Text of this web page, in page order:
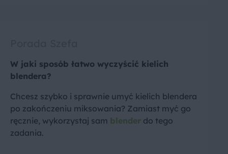
W jaki sposób łatwo wyczyścić kielich
blendera?
Chcesz szybko i sprawnie umyć kielich blendera
po zakończeniu miksowania? Zamiast myć go
ręcznie, wykorzystaj sam blender do tego
zadania.